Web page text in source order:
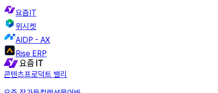
요즘IT
위시켓
AIDP - AX
Rise ERP
콘텐츠프로덕트 밸리